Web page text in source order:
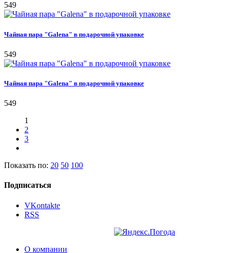
549
Чайная пара "Galena" в подарочной упаковке
549
Чайная пара "Galena" в подарочной упаковке
549
1
2
3
Показать по: 20 50 100
Подписаться
VKontakte
RSS
О компании